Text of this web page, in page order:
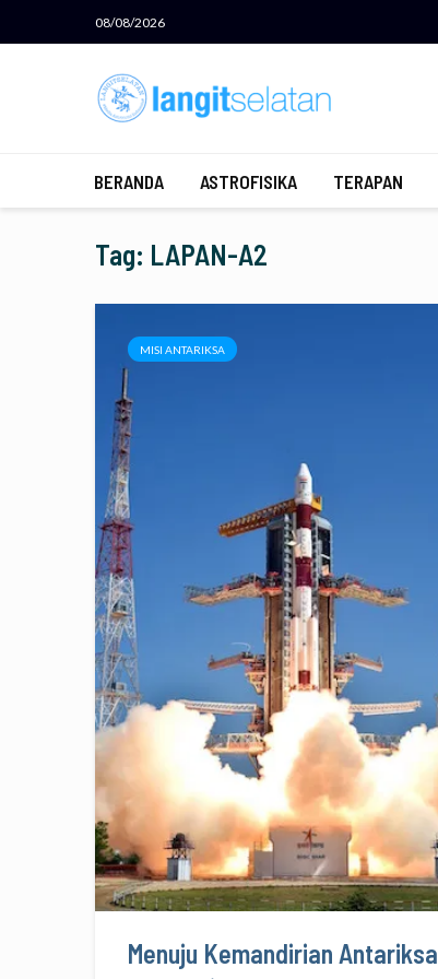
08/08/2026
BERANDA ASTROFISIKA TERAPAN
Tag: LAPAN-A2
MISI ANTARIKSA
Menuju Kemandirian Antariksa